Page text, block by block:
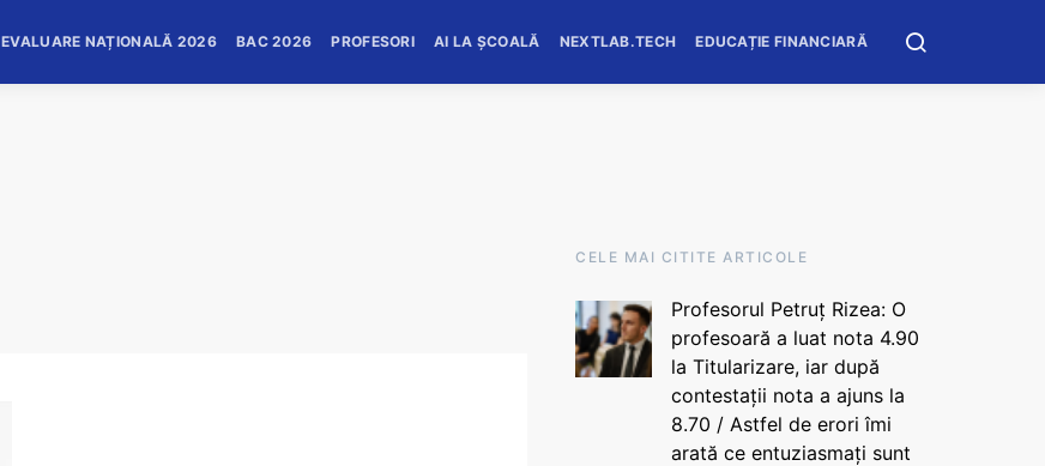
EVALUARE NAȚIONALĂ 2026 BAC 2026 PROFESORI AI LA ȘCOALĂ NEXTLAB.TECH EDUCAȚIE FINANCIARĂ
CELE MAI CITITE ARTICOLE
Profesorul Petruț Rizea: O
profesoară a luat nota 4.90
la Titularizare, iar după
contestații nota a ajuns la
8.70 / Astfel de erori îmi
arată ce entuziasmați sunt